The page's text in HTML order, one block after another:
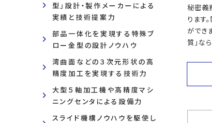
型」設計・製作メーカーによる
実績と技術提案力
部品一体化を実現する特殊ブ
ロー金型の設計ノウハウ
湾曲面などの３次元形状の高
精度加工を実現する技術力
大型５軸加工機や高精度マシ
ニングセンタによる設備力
スライド機構ノウハウを駆使し
秘密義
ります
ができ
質」な